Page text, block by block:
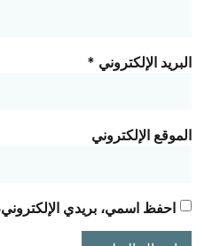
البريد الإلكتروني *
الموقع الإلكتروني
احفظ اسمي، بريدي